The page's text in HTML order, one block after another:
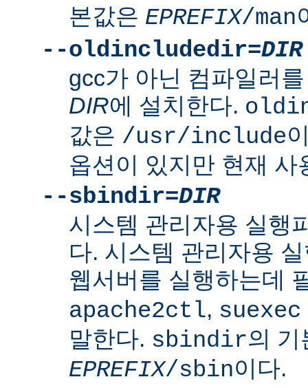
본값은 EPREFIX/man
--oldincludedir=DIR
gcc가 아닌 컴파일러
DIR에 설치한다.
값은 /usr/include
옵션이 있지만 현재 사
--sbindir=DIR
시스템 관리자용 실행
다. 시스템 관리자용
웹서버를 실행하는데
apache2ctl, suexec
말한다. sbindir의 기
EPREFIX/sbin이다.